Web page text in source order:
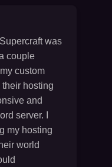
was
couple
custom
hosting
and
server. I
my hosting
world